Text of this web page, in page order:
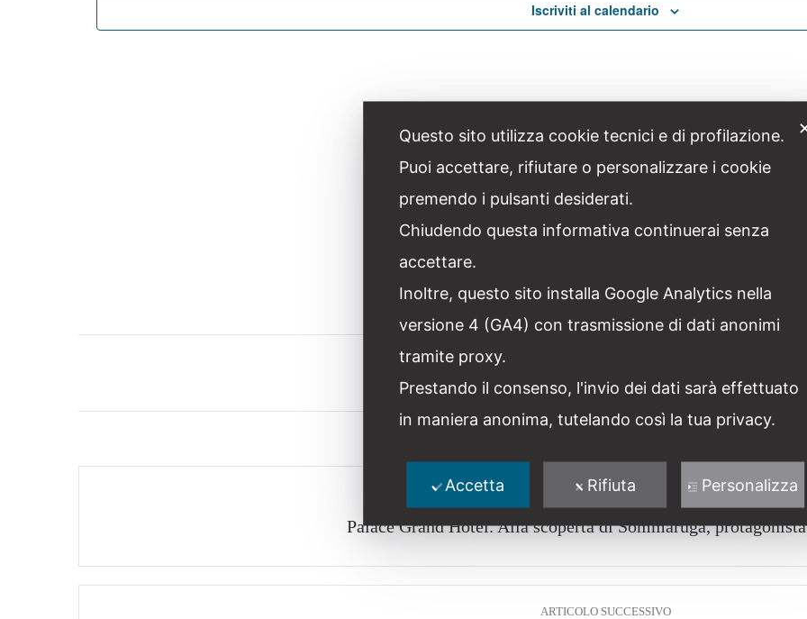
Iscriviti al calendario
ARTICOLO PRECEDENTE
Palace Grand Hotel. Alla scoperta di Sommaruga,
ARTICOLO SUCCESSIVO
Questo sito utilizza cookie tecnici e di profilazione.
Puoi accettare, rifiutare o personalizzare i cookie
premendo i pulsanti desiderati.
Chiudendo questa informativa continuerai senza
accettare.
Inoltre, questo sito installa Google Analytics nella
versione 4 (GA4) con trasmissione di dati anonimi
tramite proxy.
Prestando il consenso, l'invio dei dati sarà effettuato
in maniera anonima, tutelando così la tua privacy.
Accetta Rifiuta Personalizza